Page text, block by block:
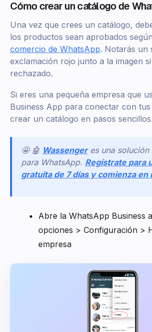
Cómo crear un catálogo de
Una vez que crees un catálogo,
los productos sean aprobados
comercio de WhatsApp. Notarás un
exclamación rojo junto a la imagen
rechazado.
Si eres una pequeña empresa que
Business App para conectar con
crear un catálogo en pasos sencillos.
🤩 🤖 Wassenger es una
para WhatsApp. Regístrate para
gratuita de 7 días y comienza en
Abre la WhatsApp Business
opciones > Configuración >
empresa